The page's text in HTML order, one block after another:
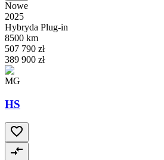
Nowe
2025
Hybryda Plug-in
8500 km
507 790 zł
389 900 zł
MG
HS